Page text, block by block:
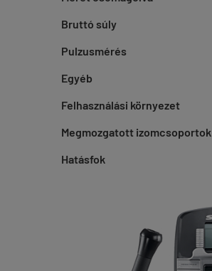
Bruttó súly
Pulzusmérés
Egyéb
Felhasználási környezet
Megmozgatott izomcsoportok
Hatásfok